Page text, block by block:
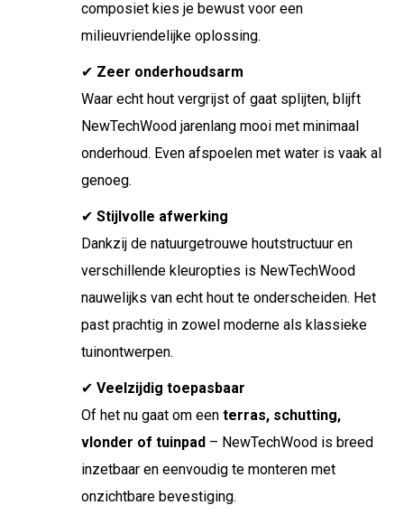
composiet kies je bewust voor een
milieuvriendelijke oplossing.
✔ Zeer onderhoudsarm
Waar echt hout vergrijst of gaat splijten, blijft
NewTechWood jarenlang mooi met minimaal
onderhoud. Even afspoelen met water is vaak al
genoeg.
✔ Stijlvolle afwerking
Dankzij de natuurgetrouwe houtstructuur en
verschillende kleuropties is NewTechWood
nauwelijks van echt hout te onderscheiden. Het
past prachtig in zowel moderne als klassieke
tuinontwerpen.
✔ Veelzijdig toepasbaar
Of het nu gaat om een terras, schutting,
vlonder of tuinpad – NewTechWood is breed
inzetbaar en eenvoudig te monteren met
onzichtbare bevestiging.